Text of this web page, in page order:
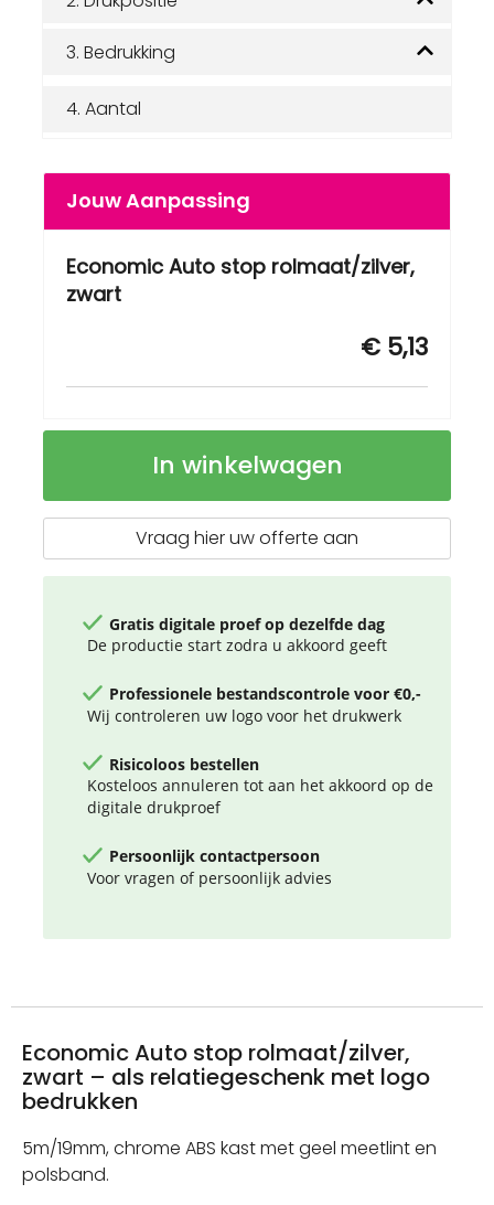
3. Bedrukking
4. Aantal
Jouw Aanpassing
Economic Auto stop rolmaat/zilver,
zwart
€ 5,13
5m/19mm
stop
Op
In winkelwagen
Vraag hier uw offerte aan
Gratis digitale proef op dezelfde dag
De productie start zodra u akkoord geeft
Professionele bestandscontrole voor €0,-
Wij controleren uw logo voor het drukwerk
Risicoloos bestellen
Kosteloos annuleren tot aan het akkoord op de
digitale drukproef
Persoonlijk contactpersoon
Voor vragen of persoonlijk advies
Economic Auto stop rolmaat/zilver,
zwart – als relatiegeschenk met logo
bedrukken
5m/19mm, chrome ABS kast met geel meetlint en
polsband.